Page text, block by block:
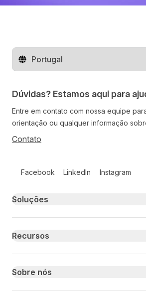
Mude o território
Dúvidas? Estamos aqui para
Entre em contato com nossa equipe
orientação ou qualquer informação
Contato
Facebook LinkedIn Instagram
Primary footer navigation
Soluções
Recursos
Sobre nós